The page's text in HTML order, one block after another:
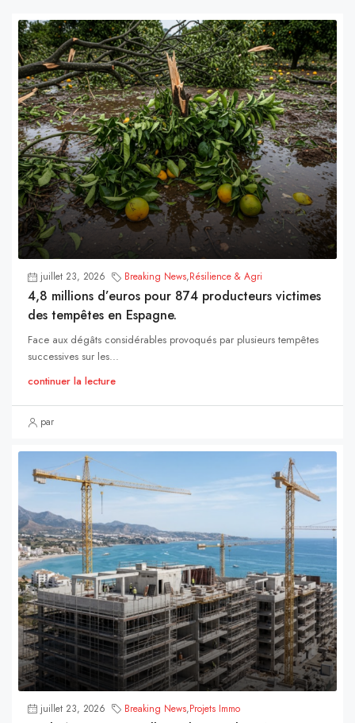
juillet 23, 2026 Breaking News,Résilience & Agri
4,8 millions d’euros pour 874 producteurs victimes
des tempêtes en Espagne.
Face aux dégâts considérables provoqués par plusieurs tempêtes
successives sur les...
continuer la lecture
par
juillet 23, 2026 Breaking News,Projets Immo